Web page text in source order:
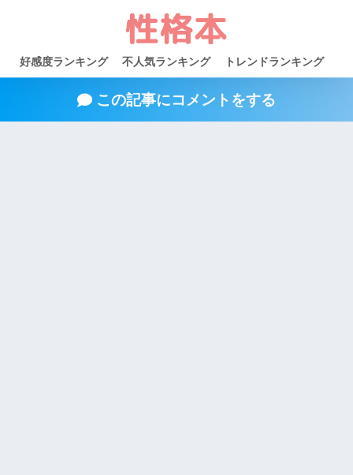
好感度ランキング 不人気ランキング トレンドランキング
この記事にコメントをする